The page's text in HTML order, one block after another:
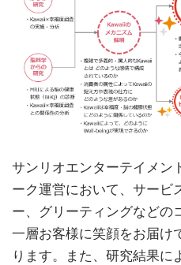
サンリオエンターテイメン
ーク運営において、サービ
ー、グリーティングなどの
一層お客様に笑顔をお届け
ります。また、研究結果に